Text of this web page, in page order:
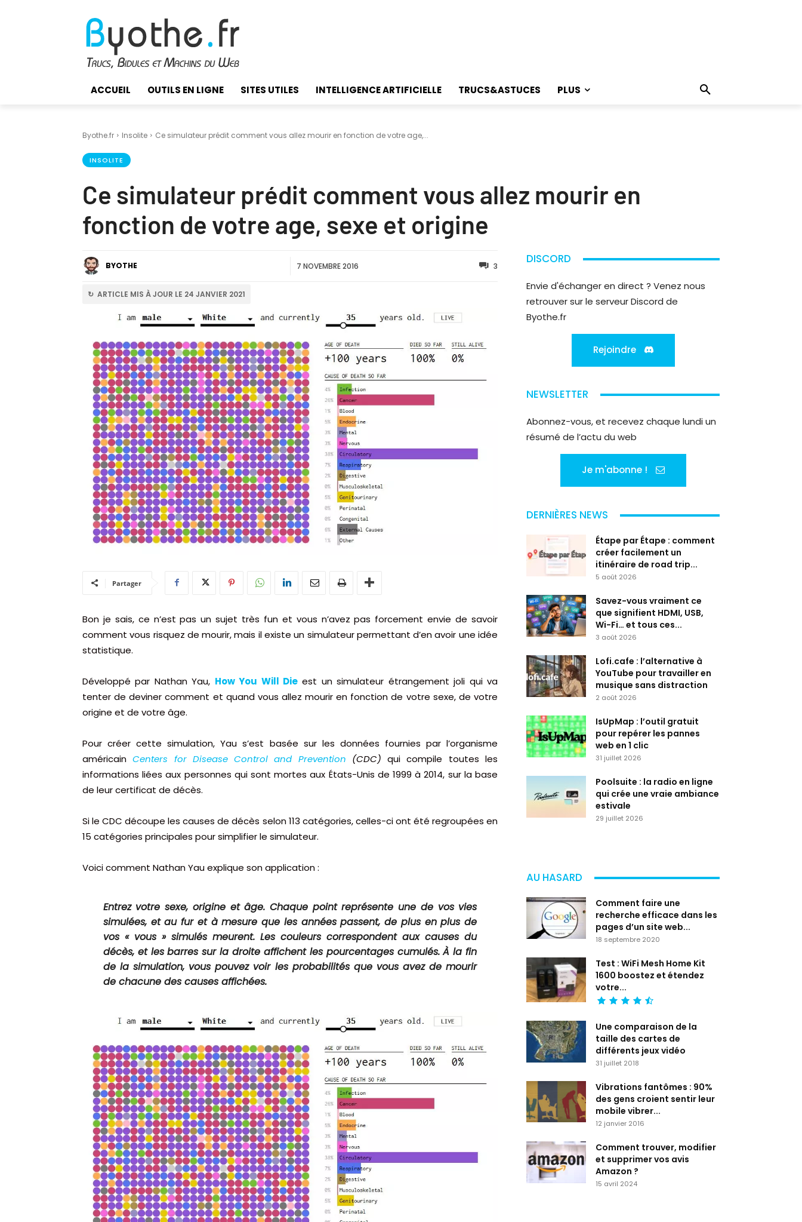
ACCUEIL OUTILS EN LIGNE SITES UTILES INTELLIGENCE ARTIFICIELLE TRUCS&ASTUCES PLUS
Byothe.fr Insolite Ce simulateur prédit comment vous allez mourir en fonction de votre age,...
INSOLITE
Ce simulateur prédit comment vous allez mourir en
fonction de votre age, sexe et origine
BYOTHE 7 NOVEMBRE 2016 3
↻ ARTICLE MIS À JOUR LE 24 JANVIER 2021
Partager
Bon je sais, ce n’est pas un sujet très fun et vous n’avez pas forcement envie de savoir
comment vous risquez de mourir, mais il existe un simulateur permettant d’en avoir une idée
statistique.
Développé par Nathan Yau, How You Will Die est un simulateur étrangement joli qui va
tenter de deviner comment et quand vous allez mourir en fonction de votre sexe, de votre
origine et de votre âge.
Pour créer cette simulation, Yau s’est basée sur les données fournies par l’organisme
américainCenters for Disease Control and Prevention (CDC)qui compile toutes les
informations liées aux personnes qui sont mortes aux États-Unis de 1999 à 2014, sur la base
de leur certificat de décès.
Si le CDC découpe les causes de décès selon 113 catégories, celles-ci ont été regroupées en
15 catégories principales pour simplifier le simulateur.
Voici comment Nathan Yau explique son application :
Entrez votre sexe, origine et âge. Chaque point représente une de vos vies
simulées, et au fur et à mesure que les années passent, de plus en plus de
vos « vous » simulés meurent. Les couleurs correspondent aux causes du
décès, et les barres sur la droite affichent les pourcentages cumulés. À la fin
de la simulation, vous pouvez voir les probabilités que vous avez de mourir
de chacune des causes affichées.
DISCORD
Envie d'échanger en direct ? Venez nous
retrouver sur le serveur Discord de
Byothe.fr
Rejoindre
NEWSLETTER
Abonnez-vous, et recevez chaque lundi un
résumé de l’actu du web
Je m'abonne !
DERNIÈRES NEWS
Étape par Étape : comment
créer facilement un
itinéraire de road trip...
5 août 2026
Savez-vous vraiment ce
que signifient HDMI, USB,
Wi-Fi… et tous ces...
3 août 2026
Lofi.cafe : l’alternative à
YouTube pour travailler en
musique sans distraction
2 août 2026
IsUpMap : l’outil gratuit
pour repérer les pannes
web en 1 clic
31 juillet 2026
Poolsuite : la radio en ligne
qui crée une vraie ambiance
estivale
29 juillet 2026
AU HASARD
Comment faire une
recherche efficace dans les
pages d’un site web...
18 septembre 2020
Test : WiFi Mesh Home Kit
1600 boostez et étendez
votre...
Une comparaison de la
taille des cartes de
différents jeux vidéo
31 juillet 2018
Vibrations fantômes : 90%
des gens croient sentir leur
mobile vibrer...
12 janvier 2016
Comment trouver, modifier
et supprimer vos avis
Amazon ?
15 avril 2024